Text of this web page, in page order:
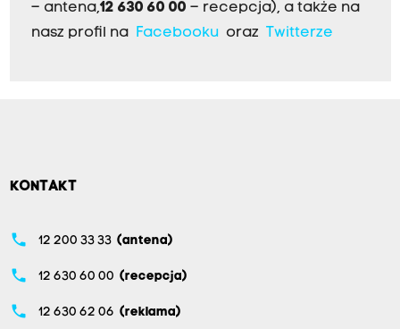
– antena,12 630 60 00 – recepcja), a także na
nasz profil na Facebookuoraz Twitterze
KONTAKT
phone 12 200 33 33 (antena)
phone 12 630 60 00 (recepcja)
phone 12 630 62 06 (reklama)